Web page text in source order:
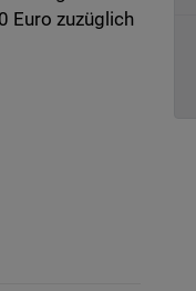
Euro zuzüglich